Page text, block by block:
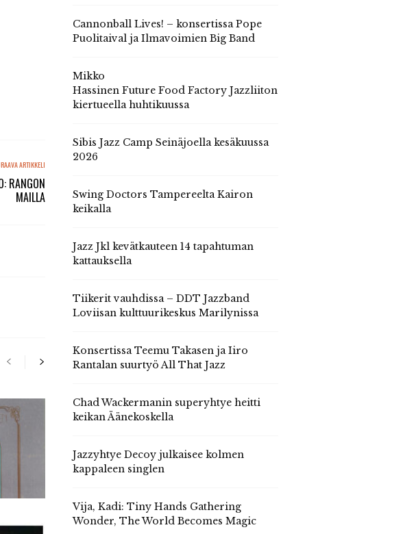
ARTIKKELI
RANGON
MAILLA
Cannonball Lives! – konsertissa Pope
Puolitaival ja Ilmavoimien Big Band
Mikko
Hassinen Future Food Factory Jazzliiton
kiertueella huhtikuussa
Sibis Jazz Camp Seinäjoella kesäkuussa
2026
Swing Doctors Tampereelta Kairon
keikalla
Jazz Jkl kevätkauteen 14 tapahtuman
kattauksella
Tiikerit vauhdissa – DDT Jazzband
Loviisan kulttuurikeskus Marilynissa
Konsertissa Teemu Takasen ja Iiro
Rantalan suurtyö All That Jazz
Chad Wackermanin superyhtye heitti
keikan Äänekoskella
Jazzyhtye Decoy julkaisee kolmen
kappaleen singlen
Vija, Kadi: Tiny Hands Gathering
Wonder, The World Becomes Magic